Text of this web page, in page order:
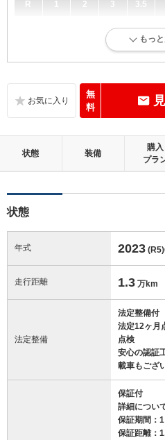
R 1 2 3 3.5
内外装に目立たない軽微なキズ、ヘ
目立たない軽微なダメージはありま
外装：
キズ、ヘコミなどが少なく、あって
もっ
無
料
状態 装備
購入
プラ
状態
年式 2023 (R5)
走行距離 1.3 万km
法定整備
法定整備付
法定12ヶ月
点検
安心の認証
載車もござ
保証付
詳細につい
保証期間：1
保証距離：